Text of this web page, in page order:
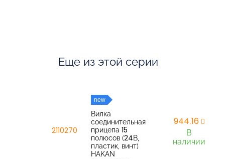
Еще из этой серии
2110270
new
Вилка
соединительная
прицепа 15
полюсов (24В,
пластик, винт)
HAKAN
944,16
В
наличии